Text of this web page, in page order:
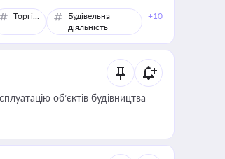
Торгівля
Будівельна
діяльність
+10
об’єктів будівництва